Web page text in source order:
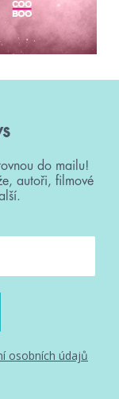
do mailu!
autoři, filmové
osobních údajů